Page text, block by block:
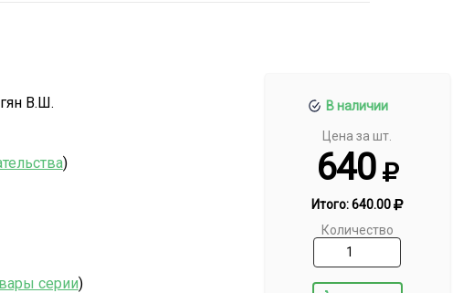
В наличии
Цена за шт.
640
Итого:640.00
Количество
В.Ш.
)
серии)